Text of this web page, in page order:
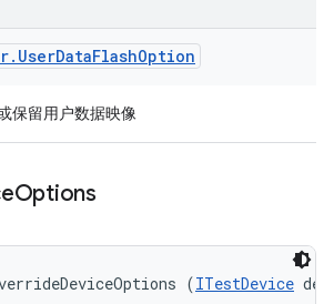
. UserDataFlashOption
保留用户数据映像
Options
(ITestDevice